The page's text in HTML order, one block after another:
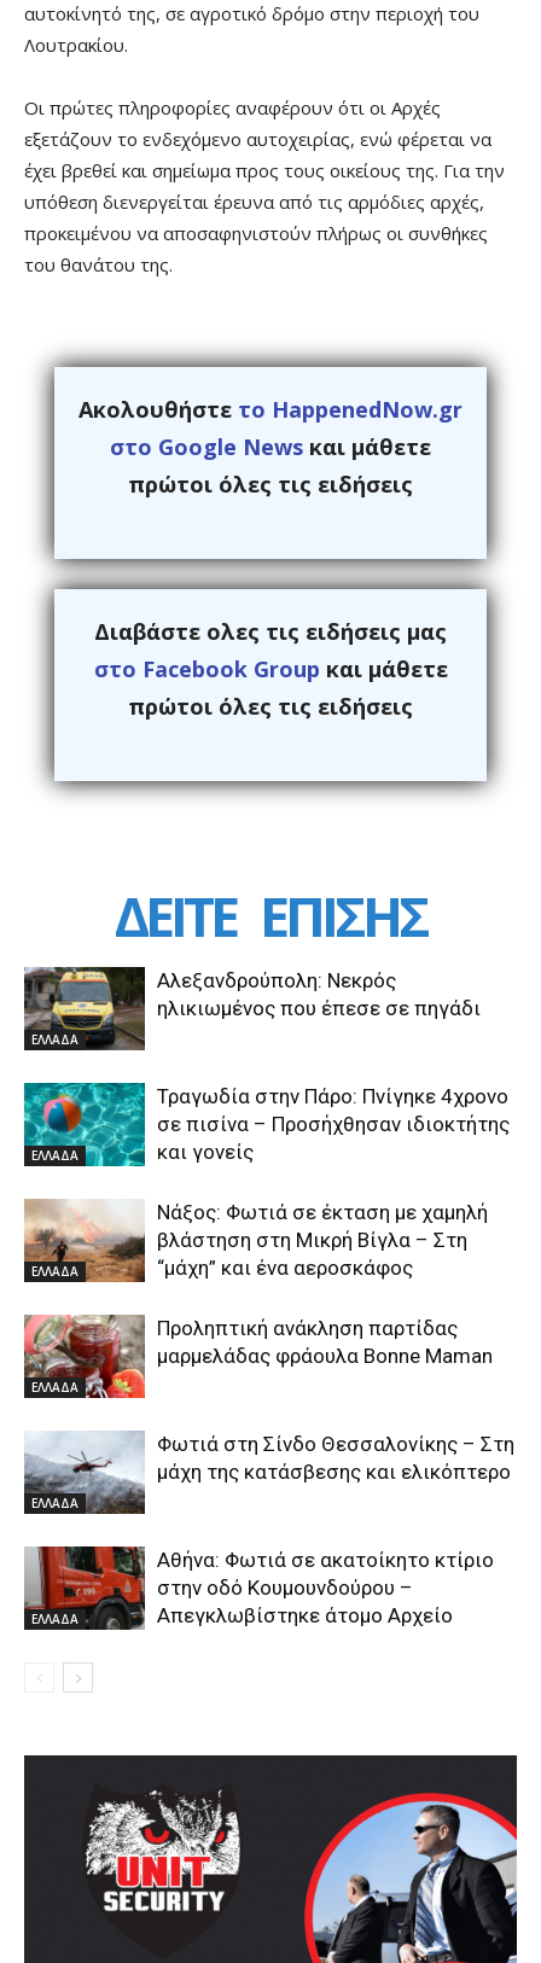
αυτοκίνητό της, σε αγροτικό δρόμο στην περιοχή του
Λουτρακίου.
Οι πρώτες πληροφορίες αναφέρουν ότι οι Αρχές
εξετάζουν το ενδεχόμενο αυτοχειρίας, ενώ φέρεται να
έχει βρεθεί και σημείωμα προς τους οικείους της. Για την
υπόθεση διενεργείται έρευνα από τις αρμόδιες αρχές,
προκειμένου να αποσαφηνιστούν πλήρως οι συνθήκες
του θανάτου της.
Ακολουθήστε το HappenedNow.gr
στο Google News και μάθετε
πρώτοι όλες τις ειδήσεις
Διαβάστε ολες τις ειδήσεις μας
στο Facebook Group και μάθετε
πρώτοι όλες τις ειδήσεις
ΔΕΙΤΕ ΕΠΙΣΗΣ
ΕΛΛΑΔΑ
Αλεξανδρούπολη: Νεκρός
ηλικιωμένος που έπεσε σε πηγάδι
ΕΛΛΑΔΑ
Τραγωδία στην Πάρο: Πνίγηκε 4χρονο
σε πισίνα – Προσήχθησαν ιδιοκτήτης
και γονείς
ΕΛΛΑΔΑ
Νάξος: Φωτιά σε έκταση με χαμηλή
βλάστηση στη Μικρή Βίγλα – Στη
“μάχη” και ένα αεροσκάφος
ΕΛΛΑΔΑ
Προληπτική ανάκληση παρτίδας
μαρμελάδας φράουλα Bonne Maman
ΕΛΛΑΔΑ
Φωτιά στη Σίνδο Θεσσαλονίκης – Στη
μάχη της κατάσβεσης και ελικόπτερο
ΕΛΛΑΔΑ
Αθήνα: Φωτιά σε ακατοίκητο κτίριο
στην οδό Κουμουνδούρου –
Απεγκλωβίστηκε άτομο Αρχείο